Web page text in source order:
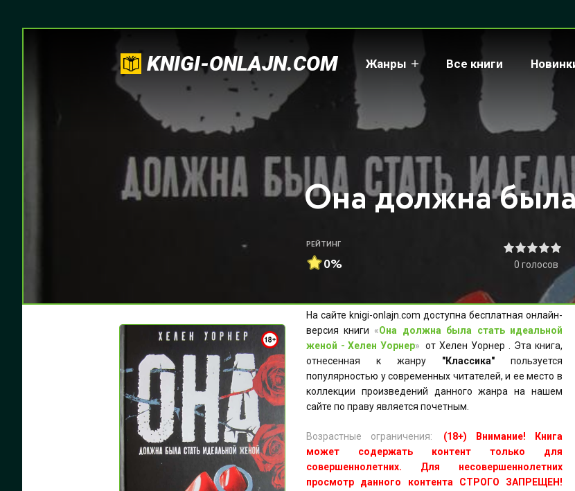
KNIGI-ONLAJN.COM Жанры Все книги
РЕЙТИНГ
0% 0 голосов
На сайте knigi-onlajn.com доступна бесплатная онлайн-
версия книги «Она должна была стать идеальной
женой - Хелен Уорнер» от Хелен Уорнер . Эта книга,
отнесенная к жанру "Классика" пользуется
популярностью у современных читателей, и ее место в
коллекции произведений данного жанра на нашем
сайте по праву является почетным.
Возрастные ограничения:
(18+) Внимание! Книга
может содержать контент только для
совершеннолетних. Для несовершеннолетних
просмотр данного контента СТРОГО ЗАПРЕЩЕН!